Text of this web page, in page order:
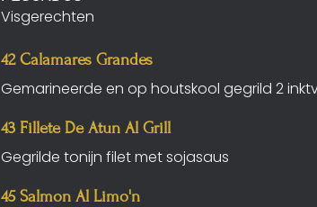
Visgerechten
42 Calamares Grandes
Gemarineerde en op houtskool gegrild 2
43 Fillete De Atun Al Grill
Gegrilde tonijn filet met sojasaus
45 Salmon Al Limo'n